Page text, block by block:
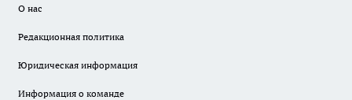
О нас
Редакционная политика
Юридическая информация
Информация о команде